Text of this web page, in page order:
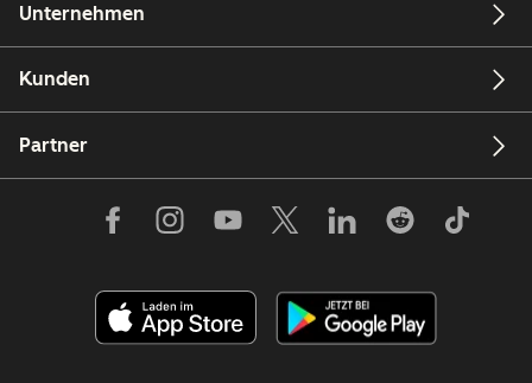
Unternehmen
Kunden
Partner